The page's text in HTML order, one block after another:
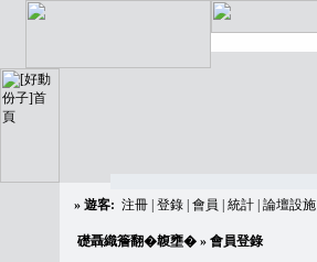
» 遊客: 注冊 登錄 會員 統計 論壇設施
礎聶織簷翻�䪖壅� » 會員登錄